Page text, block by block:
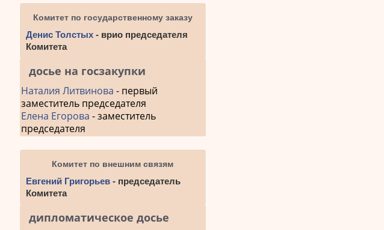
Комитет по государственному заказу
Денис Толстых - врио председателя
Комитета
досье на госзакупки
Наталия Литвинова - первый
заместитель председателя
Елена Егорова - заместитель
председателя
Комитет по внешним связям
Евгений Григорьев - председатель
Комитета
дипломатическое досье